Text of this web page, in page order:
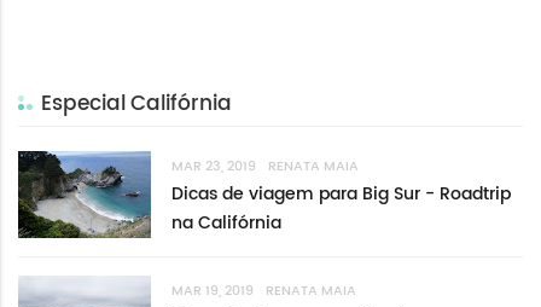
Especial Califórnia
MAR 23, 2019 RENATA MAIA
Dicas de viagem para Big Sur - Roadtrip
na Califórnia
MAR 19, 2019 RENATA MAIA